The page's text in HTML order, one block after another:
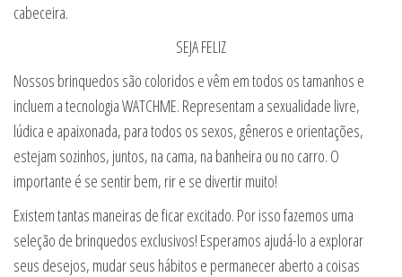
cabeceira.
SEJA FELIZ
Nossos brinquedos são coloridos e vêm em todos os tamanhos e
incluem a tecnologia WATCHME. Representam a sexualidade livre,
lúdica e apaixonada, para todos os sexos, gêneros e orientações,
estejam sozinhos, juntos, na cama, na banheira ou no carro. O
importante é se sentir bem, rir e se divertir muito!
Existem tantas maneiras de ficar excitado. Por isso fazemos uma
seleção de brinquedos exclusivos! Esperamos ajudá-lo a explorar
seus desejos, mudar seus hábitos e permanecer aberto a coisas